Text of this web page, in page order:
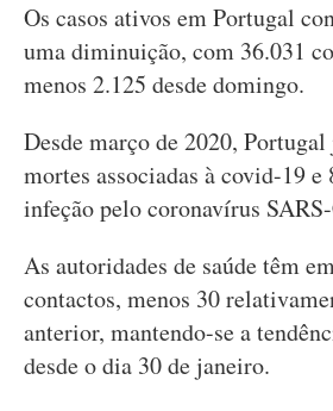
Os casos ativos em Portugal
uma diminuição, com 36.031
menos 2.125 desde domingo.
Desde março de 2020,
mortes associadas à covid-19 e
infeção pelo coronavírus
As autoridades de saúde têm
contactos, menos 30
anterior, mantendo-se a
desde o dia 30 de janeiro.